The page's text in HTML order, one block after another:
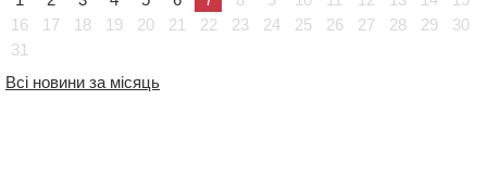
16
17 18 19 20 21 22 23 24 25 26 27 28 29
30
31
Всі новини за місяць